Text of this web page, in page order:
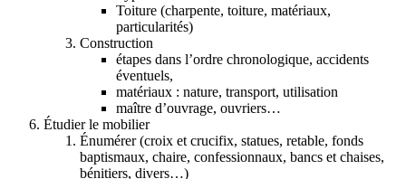
Toiture (charpente, toiture, matériaux,
particularités)
Construction
étapes dans l’ordre chronologique, accidents
éventuels,
matériaux : nature, transport, utilisation
maître d’ouvrage, ouvriers…
Étudier le mobilier
Énumérer (croix et crucifix, statues, retable, fonds
baptismaux, chaire, confessionnaux, bancs et chaises,
bénitiers, divers…)